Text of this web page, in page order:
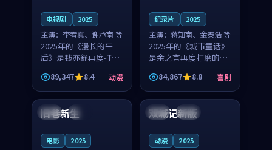
电视剧 2025
主演： 李宥真、谢承南 等
2025年的《漫长的午
后》是钱亦舒再度打磨
的动漫佳作。中国大陆
的取景与海岛日常的氛
围相互成就，李宥真与
谢承南的对手戏自然克
制，让整部影片在悬念
89,347 8.4 动漫
纪录片 2025
主演： 蒋知南、金泰浩 等
2025年的《城市童话》
是余之言再度打磨的喜
剧佳作。美国的取景与
历史战争的氛围相互成
就，蒋知南与金泰浩的
对手戏自然克制，让整
部影片在悬念与温度
84,867 8.8 喜剧
英国 完结
旧巷新生
电影 2025
中国 独播
双城记新版
动漫 2025